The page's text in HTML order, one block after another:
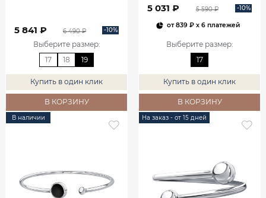
5 841 ₽ 6 490 ₽ -10%
Выберите размер:
17
18 19
Купить в один клик
В КОРЗИНУ
5 031 ₽ 5 590 ₽ -10%
от839 ₽x 6 платежей
Выберите размер:
17
Купить в один клик
В КОРЗИНУ
В наличии На заказ - от 15 дней